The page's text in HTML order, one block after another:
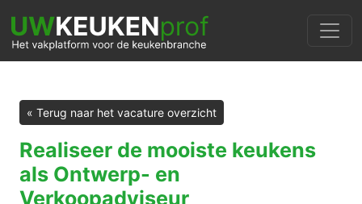
« Terug naar het vacature overzicht
Realiseer de mooiste keukens
als Ontwerp- en
Verkoopadviseur